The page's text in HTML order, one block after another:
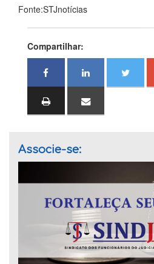
Fonte:STJnotícias
Compartilhar:
Associe-se: